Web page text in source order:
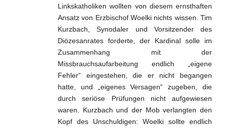
Linkskatholiken wollten von diesem ernsthaften
Ansatz von Erzbischof Woelki nichts wissen. Tim
Kurzbach, Synodaler und Vorsitzender des
Diözesanrates forderte, der Kardinal solle im
Zusammenhang mit der
Missbrauchsaufarbeitung endlich „eigene
Fehler“ eingestehen, die er nicht begangen
hatte, und „eigenes Versagen“ zugeben, die
durch seriöse Prüfungen nicht aufgewiesen
waren. Kurzbach und der Mob verlangten den
Kopf des Unschuldigen: Woelki sollte endlich